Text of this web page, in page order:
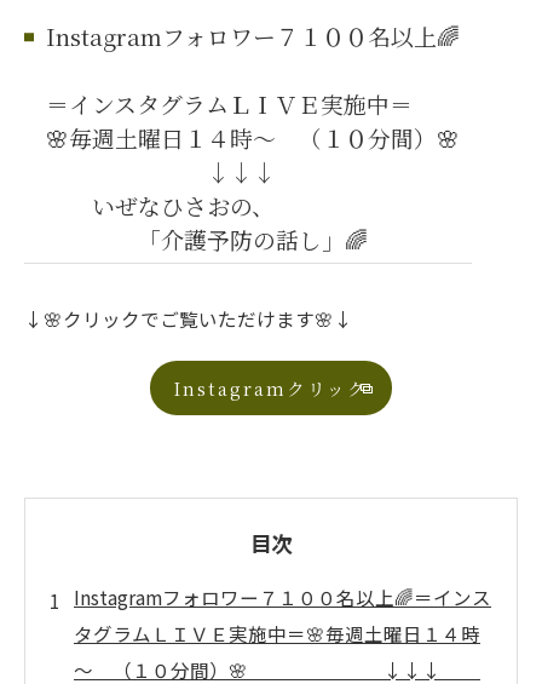
Instagramフォロワー７１００名以上🌈
＝インスタグラムＬＩＶＥ実施中＝
🌸毎週土曜日１４時～ （１０分間）🌸
↓↓↓
いぜなひさおの、
「介護予防の話し」🌈
↓🌸クリックでご覧いただけます🌸↓
Instagramクリック
目次
Instagramフォロワー７１００名以上🌈＝インス
タグラムＬＩＶＥ実施中＝🌸毎週土曜日１４時
～ （１０分間）🌸 ↓↓↓